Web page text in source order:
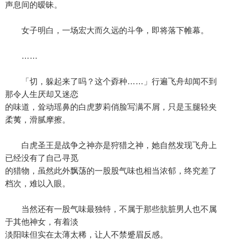
声息间的暧昧。
女子明白，一场宏大而久远的斗争，即将落下帷幕。
……
「切，躲起来了吗？这个孬种……」行遍飞舟却闻不到
那令人生厌却又迷恋
的味道，耸动瑶鼻的白虎萝莉俏脸写满不屑，只是玉腿轻夹
柔荑，滑腻摩擦。
白虎圣王是战争之神亦是狩猎之神，她自然发现飞舟上
已经没有了自己寻觅
的猎物，虽然此外飘荡的一股股气味也相当浓郁，终究差了
档次，难以入眼。
当然还有一股气味最独特，不属于那些肮脏男人也不属
于其他神女，有着淡
淡阳味但实在太薄太稀，让人不禁蹙眉反感。